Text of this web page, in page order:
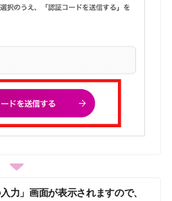
力」画面が表示されますので、